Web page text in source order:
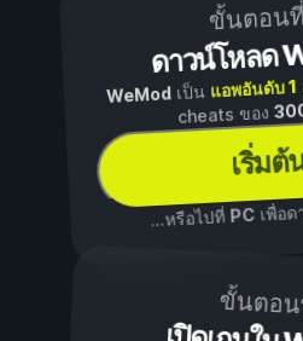
ขั้นตอน
ดาวน์โหลด
WeModเป็น แอพอันดับ 1
cheats ของ
เริ่มต้
...หรือไปที่ PCเพื่อด
ขั้นตอ